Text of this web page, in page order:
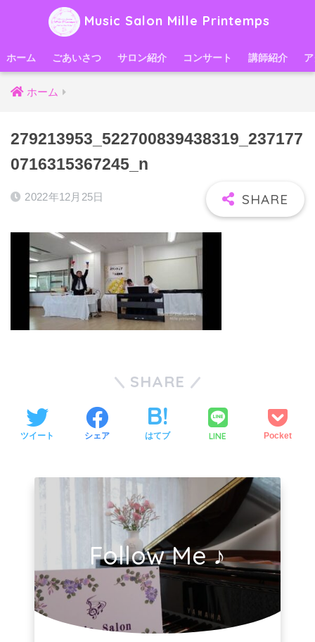
Music Salon Mille Printemps
ホーム ごあいさつ サロン紹介 コンサート 講師紹介
ホーム
279213953_522700839438319_237177
0716315367245_n
2022年12月25日
SHARE
ツイート シェア はてブ LINE Pocket
Follow Me ♪